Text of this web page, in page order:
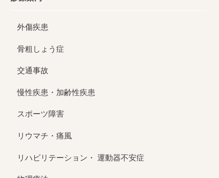
外傷疾患
骨粗しょう症
交通事故
慢性疾患・加齢性疾患
スポーツ障害
リウマチ・痛風
リハビリテーション・ 運動器不安症